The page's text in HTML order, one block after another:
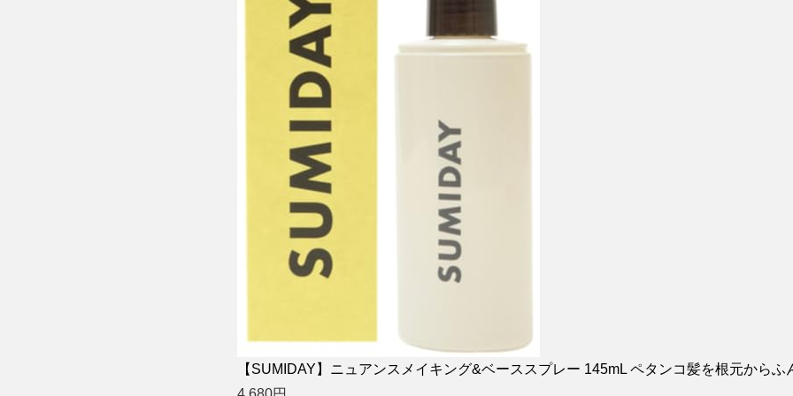
【SUMIDAY】ニュアンスメイキング&ベーススプレー 145mL ペタンコ髪を根元からふ